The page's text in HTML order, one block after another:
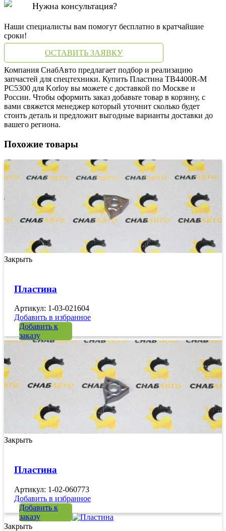
Нужна консультация?
Наши специалисты вам помогут бесплатно в кратчайшие
сроки!
ОСТАВИТЬ ЗАЯВКУ
Компания СнабАвто предлагает подбор и реализацию
запчастей для спецтехники. Купить Пластина TB4400R-M
PC5300 для Korloy вы можете с доставкой по Москве и
России. Чтобы оформить заказ добавьте товар в корзину, с
вами свяжется менеджер который уточнит сколько будет
стоить деталь и предложит выгодные варианты доставки до
вашего региона.
Похожие товары
Закрыть
Пластина
Артикул: 1-03-021604
Добавить в избранное
Добавить к
заказу
Закрыть
Пластина
Артикул: 1-02-060773
Добавить в избранное
Добавить к
заказу
Закрыть